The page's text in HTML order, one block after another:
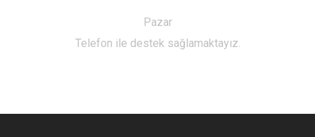
Pazar
Telefon ile destek sağlamaktayız.